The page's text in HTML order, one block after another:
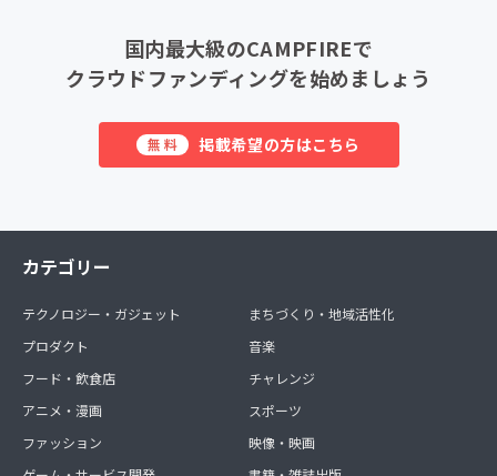
国内最大級のCAMPFIREで
クラウドファンディングを始めましょう
無料 掲載希望の方はこちら
カテゴリー
テクノロジー・ガジェット
プロダクト
フード・飲食店
アニメ・漫画
ファッション
まちづくり・地域活性化
音楽
チャレンジ
スポーツ
映像・映画